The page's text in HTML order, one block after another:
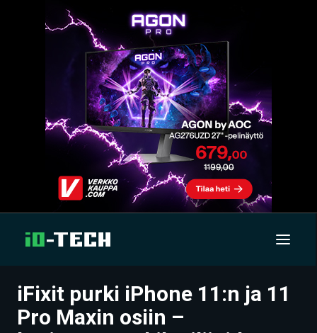
UUTISET
iFixit purki iPhone 11:n ja 11
Pro Maxin osiin –